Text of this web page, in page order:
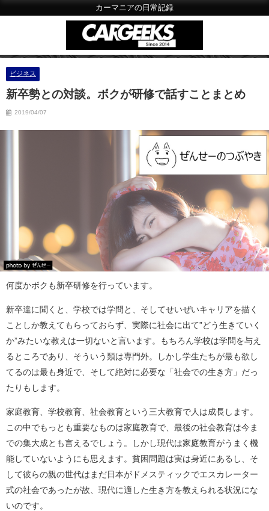
カーマニアの日常記録
ビジネス
新卒勢との対談。ボクが研修で話すことまとめ
2019/04/07
何度かボクも新卒研修を行っています。
新卒達に聞くと、学校では学問と、そしてせいぜいキャリアを描く
ことしか教えてもらっておらず、実際に社会に出て”どう生きていく
か”みたいな教えは一切ないと言います。もちろん学校は学問を与え
るところであり、そういう類は専門外。しかし学生たちが最も欲し
てるのは最も身近で、そして絶対に必要な「社会での生き方」だっ
たりもします。
家庭教育、学校教育、社会教育という三大教育で人は成長します。
この中でもっとも重要なものは家庭教育で、最後の社会教育は今ま
での集大成とも言えるでしょう。しかし現代は家庭教育がうまく機
能していないようにも思えます。貧困問題は実は身近にあるし、そ
して彼らの親の世代はまだ日本がドメスティックでエスカレーター
式の社会であったが故、現代に適した生き方を教えられる状況にな
いのです。